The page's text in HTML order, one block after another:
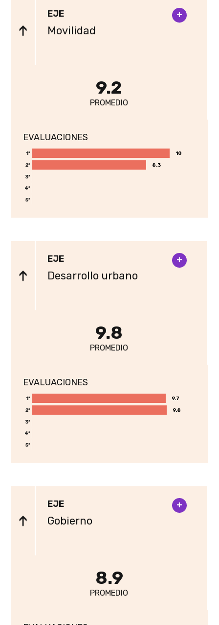
EJE
Movilidad
+
9.2
PROMEDIO
EVALUACIONES
1ª
2ª
3ª
4ª
5ª
10
10
8.3
8.3
EJE
Desarrollo urbano
+
9.8
PROMEDIO
EVALUACIONES
1ª
2ª
3ª
4ª
5ª
9.7
9.7
9.8
9.8
EJE
Gobierno
+
8.9
PROMEDIO